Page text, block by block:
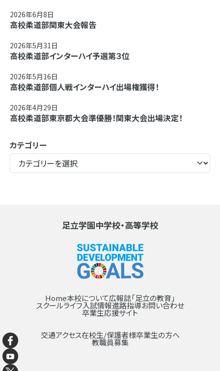
2026年6月8日
高校柔道部関東大会報告
2026年5月31日
高校柔道部インターハイ予選第３位
2026年5月16日
高校柔道部個人戦インターハイ出場権獲得！
2026年4月29日
高校柔道部東京都大会準優勝！関東大会出場決定！
カテゴリー
足立学園中学校・高等学校
Home本校について広報誌「足立の教育」
スクールライフ入試情報進路指導お問い合わせ
卒業生応援サイト
交通アクセス在校生/保護者様卒業生の方へ
教職員募集